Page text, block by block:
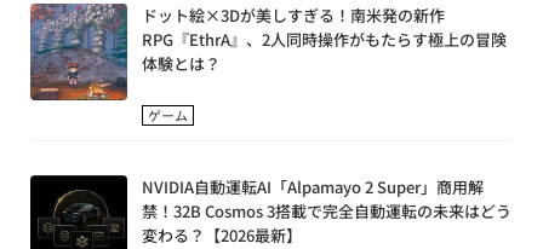
ドット絵×3Dが美しすぎる！南米発の新作
RPG『EthrA』、2人同時操作がもたらす極上の冒険
体験とは？
ゲーム
NVIDIA自動運転AI「Alpamayo 2 Super」商用解
禁！32B Cosmos 3搭載で完全自動運転の未来はどう
変わる？【2026最新】